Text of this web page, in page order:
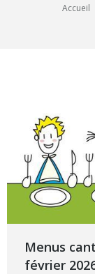
Vous
Accueil
Menus
février